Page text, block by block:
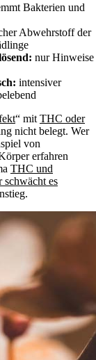
Bakterien und
Abwehrstoff der
nur Hinweise
intensiver
“ mit THC oder
nicht belegt. Wer
von
erfahren
THC und
schwächt es